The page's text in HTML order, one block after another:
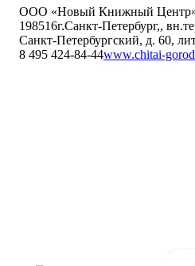
ООО «Новый Книжный
198516г.Санкт-Петербург,,
Санкт-Петербургский, д. 60,
8 495 424-84-44www.chitai-